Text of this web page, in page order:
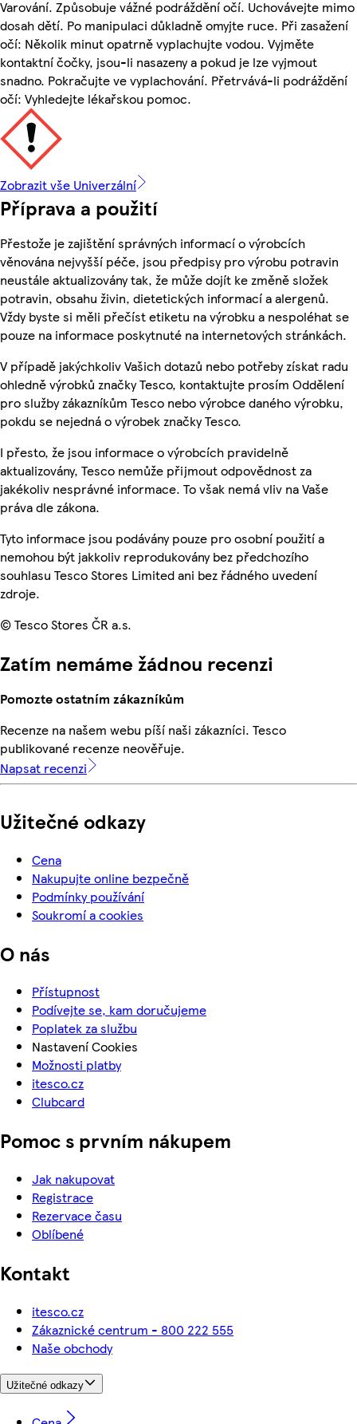
Varování. Způsobuje vážné podráždění očí. Uchovávejte mimo
dosah dětí. Po manipulaci důkladně omyjte ruce. Při zasažení
očí: Několik minut opatrně vyplachujte vodou. Vyjměte
kontaktní čočky, jsou-li nasazeny a pokud je lze vyjmout
snadno. Pokračujte ve vyplachování. Přetrvává-li podráždění
očí: Vyhledejte lékařskou pomoc.
Zobrazit vše Univerzální
Příprava a použití
Přestože je zajištění správných informací o výrobcích
věnována nejvyšší péče, jsou předpisy pro výrobu potravin
neustále aktualizovány tak, že může dojít ke změně složek
potravin, obsahu živin, dietetických informací a alergenů.
Vždy byste si měli přečíst etiketu na výrobku a nespoléhat se
pouze na informace poskytnuté na internetových stránkách.
V případě jakýchkoliv Vašich dotazů nebo potřeby získat radu
ohledně výrobků značky Tesco, kontaktujte prosím Oddělení
pro služby zákazníkům Tesco nebo výrobce daného výrobku,
pokdu se nejedná o výrobek značky Tesco.
I přesto, že jsou informace o výrobcích pravidelně
aktualizovány, Tesco nemůže přijmout odpovědnost za
jakékoliv nesprávné informace. To však nemá vliv na Vaše
práva dle zákona.
Tyto informace jsou podávány pouze pro osobní použití a
nemohou být jakkoliv reprodukovány bez předchozího
souhlasu Tesco Stores Limited ani bez řádného uvedení
zdroje.
© Tesco Stores ČR a.s.
Zatím nemáme žádnou recenzi
Pomozte ostatním zákazníkům
Recenze na našem webu píší naši zákazníci. Tesco
publikované recenze neověřuje.
Napsat recenzi
Užitečné odkazy
Cena
Nakupujte online bezpečně
Podmínky používání
Soukromí a cookies
O nás
Přístupnost
Podívejte se, kam doručujeme
Poplatek za službu
Nastavení Cookies
Možnosti platby
itesco.cz
Clubcard
Pomoc s prvním nákupem
Jak nakupovat
Registrace
Rezervace času
Oblíbené
Kontakt
itesco.cz
Zákaznické centrum - 800 222 555
Naše obchody
Užitečné odkazy